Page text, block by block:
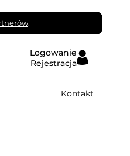
.
Logowanie
Rejestracja
Kontakt